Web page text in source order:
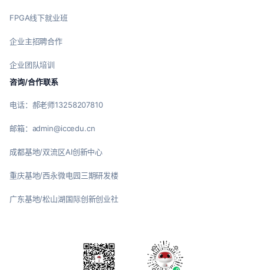
FPGA线下就业班
企业主招聘合作
企业团队培训
咨询/合作联系
电话：郝老师13258207810
邮箱：admin@iccedu.cn
成都基地/双流区AI创新中心
重庆基地/西永微电园三期研发楼
广东基地/松山湖国际创新创业社